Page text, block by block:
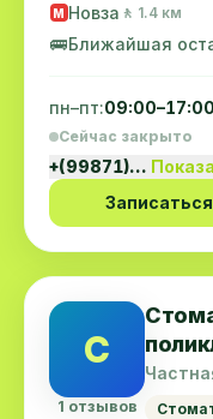
M Новза 🚶 1.4 км
🚌Ближайшая
пн–пт:09:00–17:00
Сейчас закрыто
+(99871)…
Записаться
С
1 отзывов